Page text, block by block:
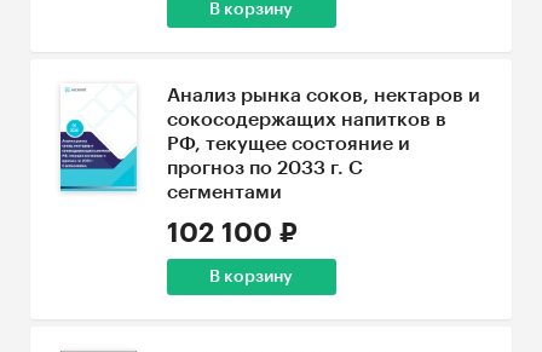
В корзину
Анализ рынка соков, нектаров и
сокосодержащих напитков в
РФ, текущее состояние и
прогноз по 2033 г. С
сегментами
102 100 ₽
В корзину